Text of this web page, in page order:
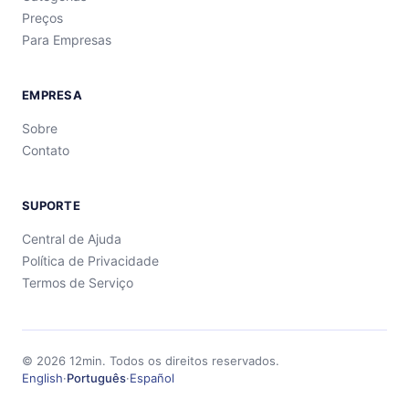
Preços
Para Empresas
EMPRESA
Sobre
Contato
SUPORTE
Central de Ajuda
Política de Privacidade
Termos de Serviço
© 2026 12min. Todos os direitos reservados.
English·Português·Español